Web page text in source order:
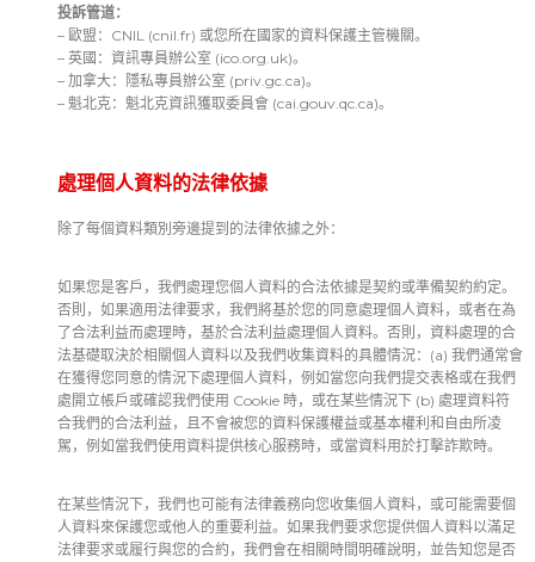
投訴管道：
– 歐盟：CNIL (cnil.fr) 或您所在國家的資料保護主管機關。
– 英國：資訊專員辦公室 (ico.org.uk)。
– 加拿大：隱私專員辦公室 (priv.gc.ca)。
– 魁北克：魁北克資訊獲取委員會 (cai.gouv.qc.ca)。
處理個人資料的法律依據
除了每個資料類別旁邊提到的法律依據之外：
如果您是客戶，我們處理您個人資料的合法依據是契約或準備契約約定。
否則，如果適用法律要求，我們將基於您的同意處理個人資料，或者在為
了合法利益而處理時，基於合法利益處理個人資料。否則，資料處理的合
法基礎取決於相關個人資料以及我們收集資料的具體情況：(a) 我們通常會
在獲得您同意的情況下處理個人資料，例如當您向我們提交表格或在我們
處開立帳戶或確認我們使用 Cookie 時，或在某些情況下 (b) 處理資料符
合我們的合法利益，且不會被您的資料保護權益或基本權利和自由所凌
駕，例如當我們使用資料提供核心服務時，或當資料用於打擊詐欺時。
在某些情況下，我們也可能有法律義務向您收集個人資料，或可能需要個
人資料來保護您或他人的重要利益。如果我們要求您提供個人資料以滿足
法律要求或履行與您的合約，我們會在相關時間明確說明，並告知您是否